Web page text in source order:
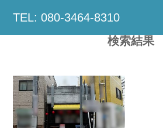
TEL: 080-3464-8310
検索結果